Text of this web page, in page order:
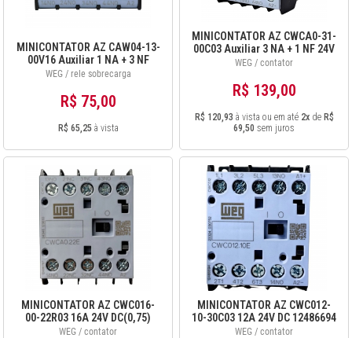
MINICONTATOR AZ CAW04-13-
00V16 Auxiliar 1 NA + 3 NF
110V 60Hz 12896500
WEG / rele sobrecarga
R$ 75,00
R$ 65,25à vista
MINICONTATOR AZ CWCA0-31-
00C03 Auxiliar 3 NA + 1 NF 24V
DC 12486870
WEG / contator
R$ 139,00
R$ 120,93 à vista ou em até 2xde R$
69,50 sem juros
MINICONTATOR AZ CWC016-
00-22R03 16A 24V DC(0,75)
13181249
WEG / contator
MINICONTATOR AZ CWC012-
10-30C03 12A 24V DC 12486694
WEG / contator